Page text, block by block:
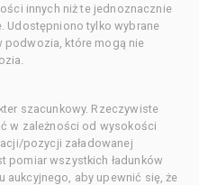
innych niż te jednoznacznie
Udostępniono tylko wybrane
które mogą nie
szacunkowy. Rzeczywiste
w zależności od wysokości
pozycji załadowanej
pomiar wszystkich ładunków
aby upewnić się, że